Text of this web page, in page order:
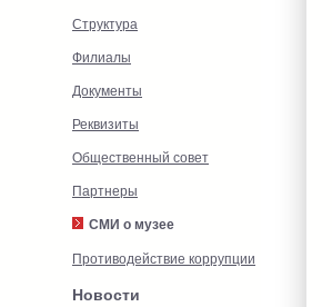
Структура
Филиалы
Документы
Реквизиты
Общественный совет
Партнеры
СМИ о музее
Противодействие коррупции
Новости